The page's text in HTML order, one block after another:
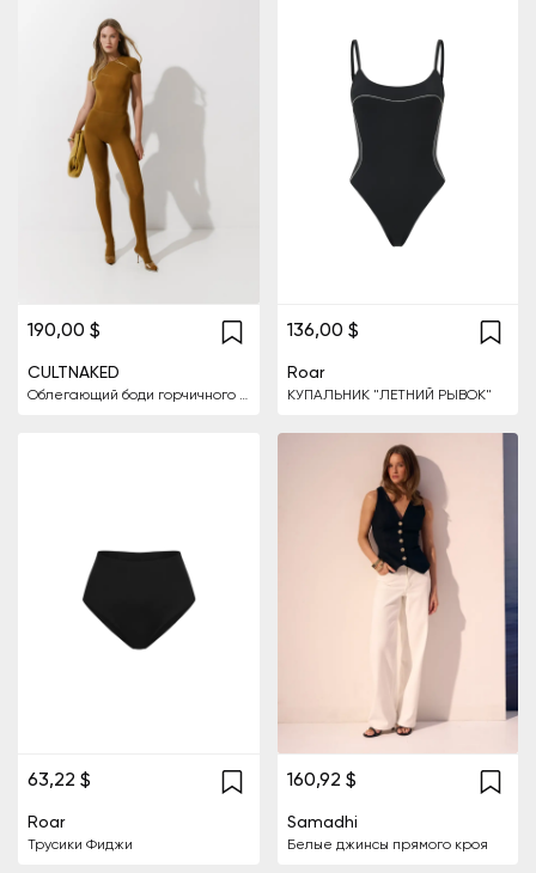
190,00 $
CULTNAKED
136,00 $
Roar
КУПАЛЬНИК "ЛЕТНИЙ РЫВОК"
63,22 $
Roar
Трусики Фиджи
160,92 $
Samadhi
Белые джинсы прямого кроя